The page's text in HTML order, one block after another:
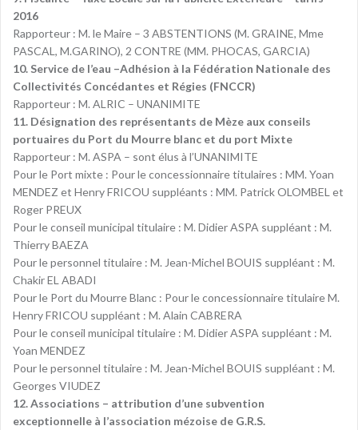
2016
Rapporteur : M. le Maire – 3 ABSTENTIONS (M. GRAINE, Mme
PASCAL, M.GARINO), 2 CONTRE (MM. PHOCAS, GARCIA)
10. Service de l’eau –Adhésion à la Fédération Nationale des
Collectivités Concédantes et Régies (FNCCR)
Rapporteur : M. ALRIC – UNANIMITE
11. Désignation des représentants de Mèze aux conseils
portuaires du Port du Mourre blanc et du port Mixte
Rapporteur : M. ASPA – sont élus à l’UNANIMITE
Pour le Port mixte : Pour le concessionnaire titulaires : MM. Yoan
MENDEZ et Henry FRICOU suppléants : MM. Patrick OLOMBEL et
Roger PREUX
Pour le conseil municipal titulaire : M. Didier ASPA suppléant : M.
Thierry BAEZA
Pour le personnel titulaire : M. Jean-Michel BOUIS suppléant : M.
Chakir EL ABADI
Pour le Port du Mourre Blanc : Pour le concessionnaire titulaire M.
Henry FRICOU suppléant : M. Alain CABRERA
Pour le conseil municipal titulaire : M. Didier ASPA suppléant : M.
Yoan MENDEZ
Pour le personnel titulaire : M. Jean-Michel BOUIS suppléant : M.
Georges VIUDEZ
12. Associations – attribution d’une subvention
exceptionnelle à l’association mézoise de G.R.S.